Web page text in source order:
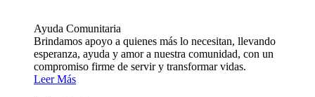
Ayuda Comunitaria
Brindamos apoyo a quienes más lo necesitan, llevando
esperanza, ayuda y amor a nuestra comunidad, con un
compromiso firme de servir y transformar vidas.
Leer Más